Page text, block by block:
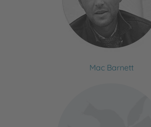
Mac Barnett